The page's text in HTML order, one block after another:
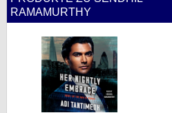
RAMAMURTHY